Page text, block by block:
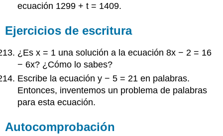
ecuación 1299 + t = 1409.
Ejercicios de escritura
¿Es x = 1 una solución a la ecuación 8x − 2 = 16
− 6x? ¿Cómo lo sabes?
Escribe la ecuación y − 5 = 21 en palabras.
Entonces, inventemos un problema de palabras
para esta ecuación.
Autocomprobación